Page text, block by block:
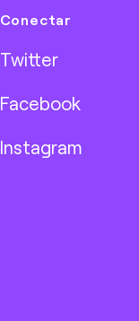
Conectar
Twitter
Facebook
Instagram